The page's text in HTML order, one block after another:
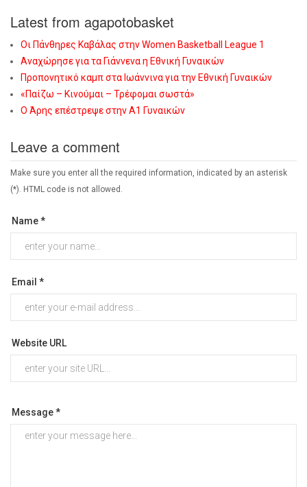
Latest from agapotobasket
Οι Πάνθηρες Καβάλας στην Women Basketball League 1
Αναχώρησε για τα Γιάννενα η Εθνική Γυναικών
Προπονητικό καμπ στα Ιωάννινα για την Εθνική Γυναικών
«Παίζω – Κινούμαι – Τρέφομαι σωστά»
Ο Άρης επέστρεψε στην Α1 Γυναικών
Leave a comment
Make sure you enter all the required information, indicated by an asterisk
(*). HTML code is not allowed.
Name *
Email *
Website URL
Message *